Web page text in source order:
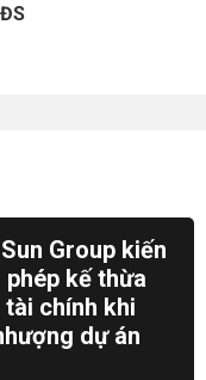
Group kiến
kế thừa
tài chính khi
dự án